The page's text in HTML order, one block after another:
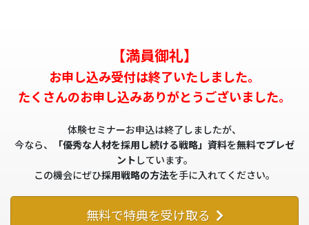
【満員御礼】
お申し込み受付は終了いたしました。
たくさんのお申し込みありがとうございました。
体験セミナーお申込は終了しましたが、
今なら、
「優秀な人材を採用し続ける戦略」資料を無料でプレゼ
ント しています。
この機会にぜひ採用戦略の方法を手に入れてください。
無料で特典を受け取る